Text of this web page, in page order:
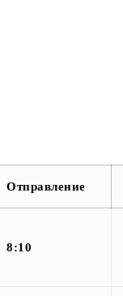
Отправление
8:10